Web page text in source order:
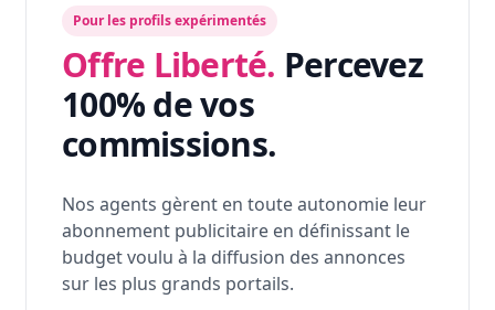
Pour les profils expérimentés
Offre Liberté. Percevez
100% de vos
commissions.
Nos agents gèrent en toute autonomie leur
abonnement publicitaire en définissant le
budget voulu à la diffusion des annonces
sur les plus grands portails.